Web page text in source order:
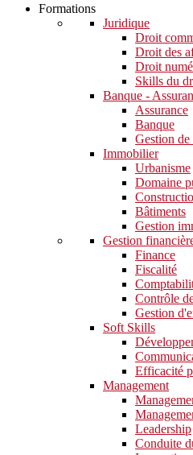
Formations
Juridique
Droit
Droit des
Droit
Skills du
Banque -
Assurance
Banque
Gestion
Immobilier
Urbanisme
Domaine
Bâtiments
Gestion
Gestion
Finance
Fiscalité
Contrôle
Gestion
Soft Skills​
Efficacité
Management
Leadership
Conduite